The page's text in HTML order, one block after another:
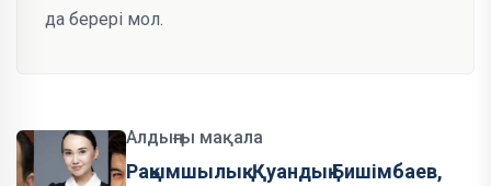
да берері мол.
Алдыңғы мақала
Рақымшылық: Қуандық Бишімбаев,